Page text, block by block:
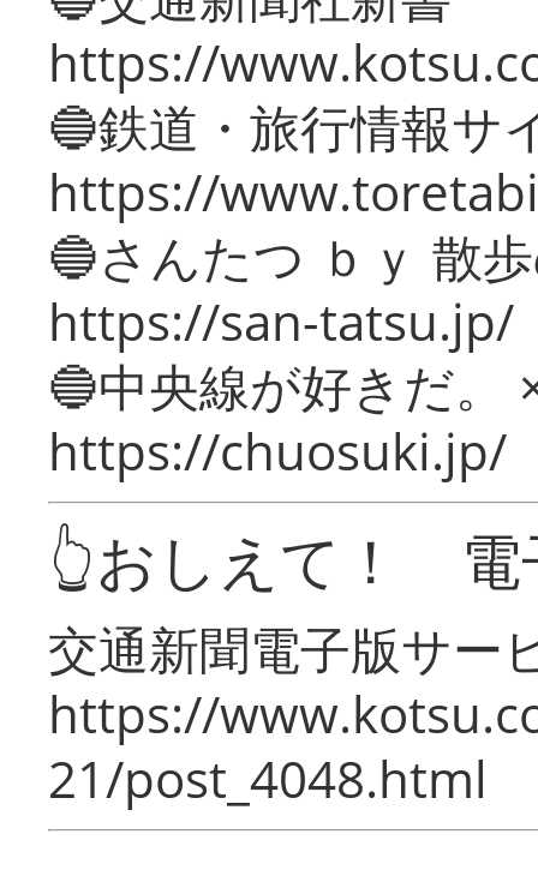
https://
🔵鉄道・旅行情報サ
https://
🔵さんたつ ｂｙ 散
https://san-tatsu.jp/
🔵中央線が好きだ。
https://chuosuki.jp/
👆おしえて！ 電
交通新聞電子版サー
https://
21/post_4048.html